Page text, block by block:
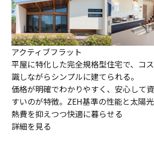
アクティブフラット
平屋に特化した完全規格型住宅で、コ
識しながらシンプルに建てられる。
価格が明確でわかりやすく、安心して
すいのが特徴。ZEH基準の性能と太陽
熱費を抑えつつ快適に暮らせる
詳細を見る